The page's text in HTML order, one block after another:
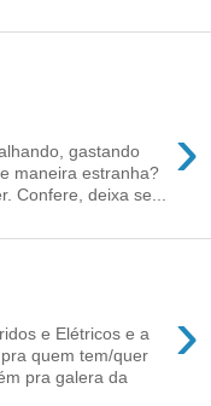
›
gastando
maneira estranha?
Confere, deixa se...
›
e Elétricos e a
quem tem/quer
pra galera da